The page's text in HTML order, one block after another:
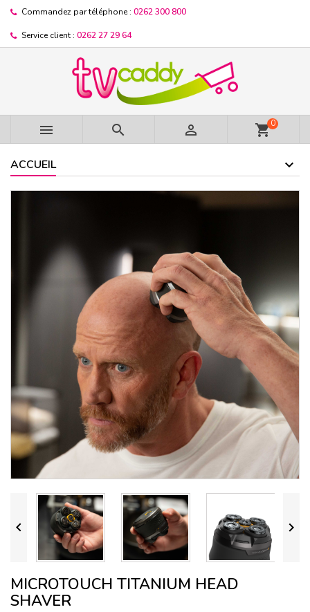
Commandez par téléphone : 0262 300 800
Service client : 0262 27 29 64
   shopping_cart0
ACCUEIL
 
MICROTOUCH TITANIUM HEAD
SHAVER